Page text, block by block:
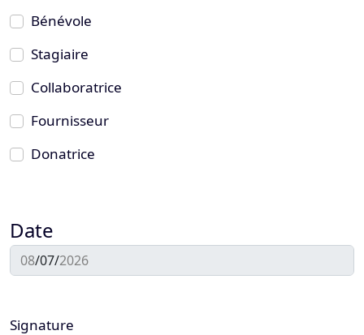
Bénévole
Stagiaire
Collaboratrice
Fournisseur
Donatrice
Date
Signature